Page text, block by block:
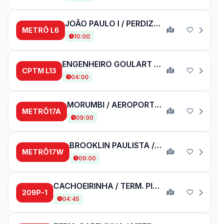
METRÔ L6
JOÃO PAULO I / PERDIZES
10:00
CPTM L13
ENGENHEIRO GOULART / AEROPORTO DE GUARULHOS
04:00
METRÔ17A
MORUMBI / AEROPORTO DE CONGONHAS
09:00
METRÔ17W
BROOKLIN PAULISTA / WASHINGTON LUÍS
09:00
209P-1
CACHOEIRINHA / TERM. PINHEIROS
04:45